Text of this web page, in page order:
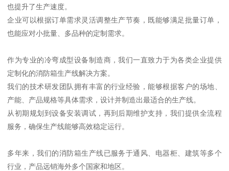
也提升了生产速度。
企业可以根据订单需求灵活调整生产节奏，既能够满足批量订单，
也能应对小批量、多品种的定制需求。
作为专业的冷弯成型设备制造商，我们一直致力于为各类企业提供
定制化的消防箱生产线解决方案。
我们的技术研发团队拥有丰富的行业经验，能够根据客户的场地、
产能、产品规格等具体需求，设计并制造出最适合的生产线。
从初期规划到设备安装调试，再到后期维护支持，我们提供全流程
服务，确保生产线能够高效稳定运行。
多年来，我们的消防箱生产线已服务于通风、电器柜、建筑等多个
行业，产品远销海外多个国家和地区。